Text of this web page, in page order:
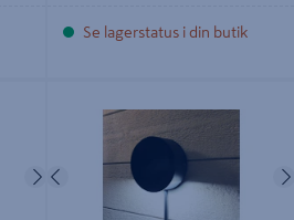
Se lagerstatus i din butik
Nästa
DIA9 CM SVART
Föregående